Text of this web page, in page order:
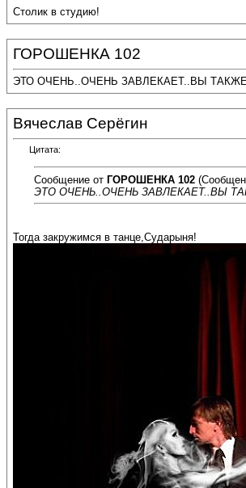
Столик в студию!
ГОРОШЕНКА 102
ЭТО ОЧЕНЬ..ОЧЕНЬ ЗАВЛЕКАЕТ..ВЫ
Вячеслав Серёгин
Цитата:
Сообщение от ГОРОШЕНКА 102
ЭТО ОЧЕНЬ..ОЧЕНЬ ЗАВЛЕКАЕТ..ВЫ
Тогда закружимся в танце,Сударыня!